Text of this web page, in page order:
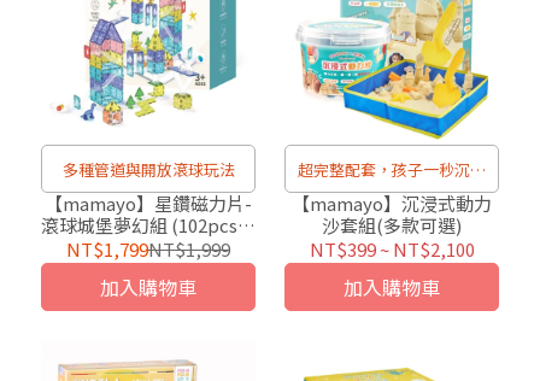
多種管道與開放滾球玩法
【mamayo】星鑽磁力片-
滾球城堡夢幻組 (102pcs，
含彩色木球x2、眼睛配件
x2、大四方磁力片x3，附
VR教學手冊)
NT$1,799NT$1,999
加入購物車
超完整配套，孩子一秒沉浸
動物派對
【mamayo】沉浸式動力
沙套組(多款可選)
NT$399~NT$2,100
加入購物車